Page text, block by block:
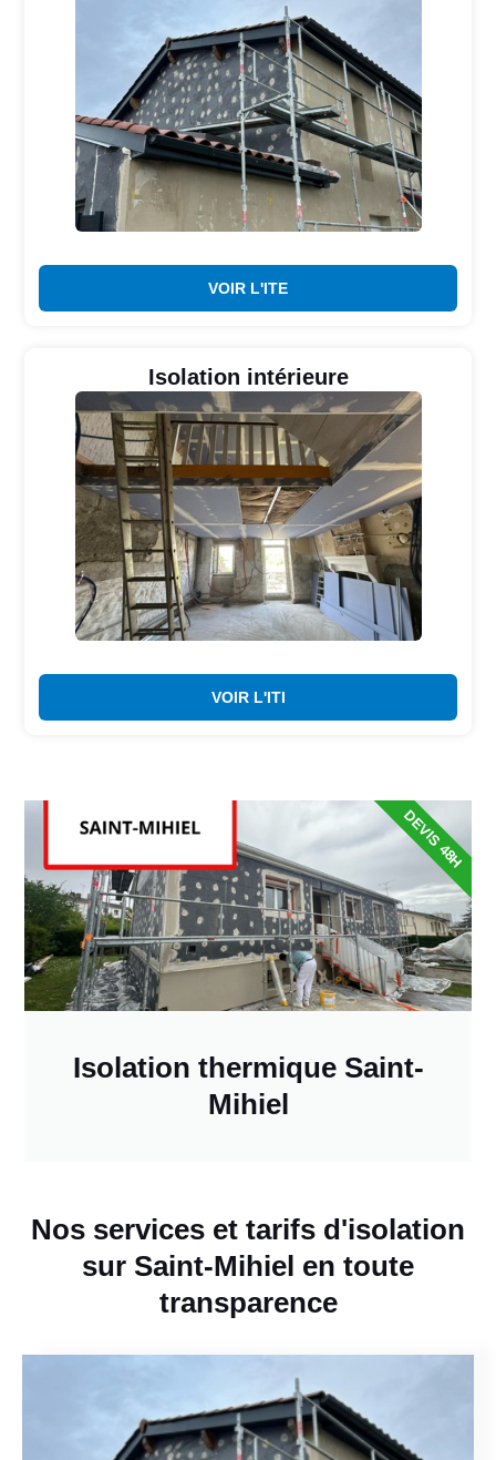
VOIR L'ITE
Isolation intérieure
VOIR L'ITI
Isolation thermique Saint-
Mihiel
DEVIS 48H
Nos services et tarifs d'isolation
sur Saint-Mihiel en toute
transparence